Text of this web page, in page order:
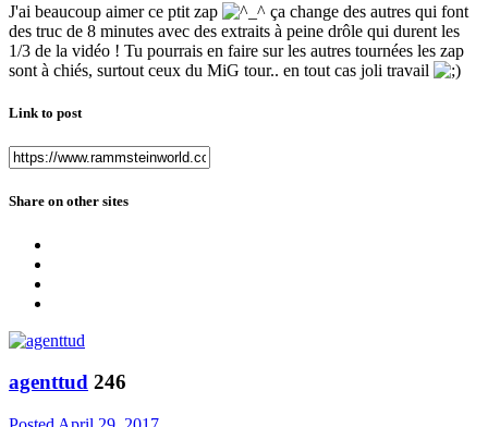
J'ai beaucoup aimer ce ptit zap
ça change des autres qui font
des truc de 8 minutes avec des extraits à peine drôle qui durent les
1/3 de la vidéo ! Tu pourrais en faire sur les autres tournées les zap
sont à chiés, surtout ceux du MiG tour.. en tout cas joli travail
Link to post
Share on other sites
agenttud 246